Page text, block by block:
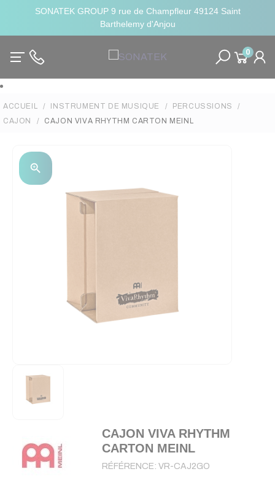
SONATEK GROUP 9 rue de Champfleur 49124 Saint
Barthelemy d'Anjou
0
ACCUEIL INSTRUMENT DE MUSIQUE
PERCUSSIONS
CAJON
CAJON VIVA RHYTHM CARTON MEINL
zoom_in
CAJON VIVA RHYTHM
CARTON MEINL
RÉFÉRENCE: VR-CAJ2GO